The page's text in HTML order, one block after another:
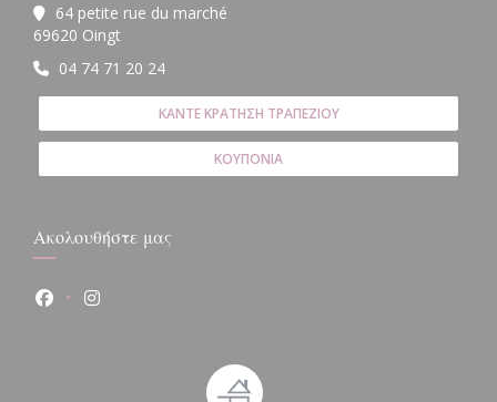
64 petite rue du marché
69620 Oingt
04 74 71 20 24
ΚΆΝΤΕ ΚΡΆΤΗΣΗ ΤΡΑΠΕΖΙΟΎ
ΚΟΥΠΌΝΙΑ
Ακολουθήστε μας
Facebook ((ανοίγει σε νέο παράθυρο))
Instagram ((ανοίγει σε νέο παράθυρο))